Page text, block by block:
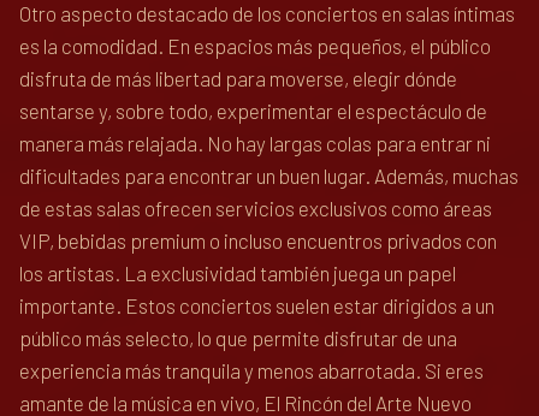
Otro aspecto destacado de los conciertos en salas íntimas
es la comodidad. En espacios más pequeños, el público
disfruta de más libertad para moverse, elegir dónde
sentarse y, sobre todo, experimentar el espectáculo de
manera más relajada. No hay largas colas para entrar ni
dificultades para encontrar un buen lugar. Además, muchas
de estas salas ofrecen servicios exclusivos como áreas
VIP, bebidas premium o incluso encuentros privados con
los artistas. La exclusividad también juega un papel
importante. Estos conciertos suelen estar dirigidos a un
público más selecto, lo que permite disfrutar de una
experiencia más tranquila y menos abarrotada. Si eres
amante de la música en vivo, El Rincón del Arte Nuevo